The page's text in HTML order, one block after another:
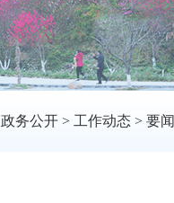
政务公开> 工作动态> 要闻